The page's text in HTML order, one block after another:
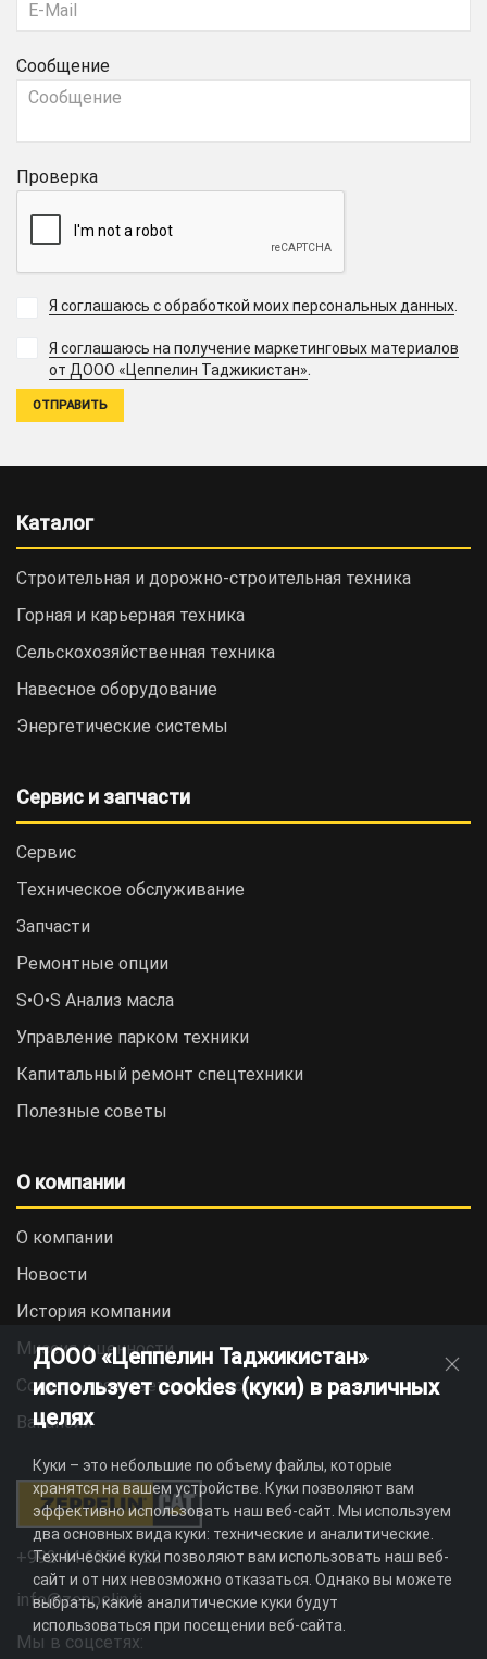
Сообщение
Проверка
Я соглашаюсь с обработкой моих персональных данных.
Я соглашаюсь на получение маркетинговых материалов
от ДООО «Цеппелин Таджикистан».
Каталог
Строительная и дорожно-cтроительная техника
Горная и карьерная техника
Сельскохозяйственная техника
Навесное оборудование
Энергетические системы
Сервис и запчасти
Сервис
Техническое обслуживание
Запчасти
Ремонтные опции
S•O•S Анализ масла
Управление парком техники
Капитальный ремонт спецтехники
Полезные советы
О компании
О компании
Новости
История компании
Миссия и ценности
Социальная ответственность
Вакансии
+992 44 625 11 22
info@zeppelin.tj
Мы в соцсетях:
ДООО «Цеппелин Таджикистан»
использует cookies (куки) в различных
целях
Куки – это небольшие по объему файлы, которые
хранятся на вашем устройстве. Куки позволяют вам
эффективно использовать наш веб-сайт. Мы используем
два основных вида куки: технические и аналитические.
Технические куки позволяют вам использовать наш веб-
сайт и от них невозможно отказаться. Однако вы можете
выбрать, какие аналитические куки будут
использоваться при посещении веб-сайта.